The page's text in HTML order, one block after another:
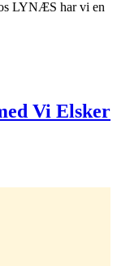
LYNÆS har vi en
Vi Elsker